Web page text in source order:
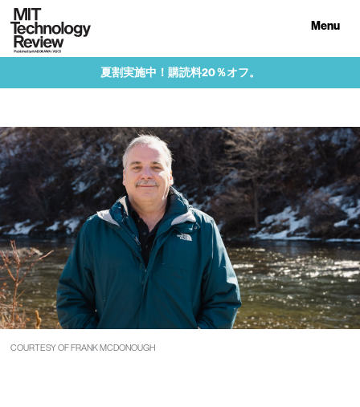
Menu
夏割実施中！購読料20％オフ。
COURTESY OF FRANK MCDONOUGH